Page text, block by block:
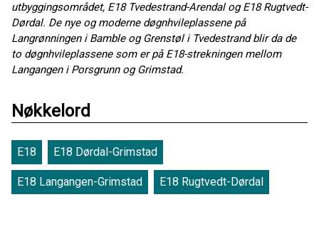
utbyggingsområdet, E18 Tvedestrand-Arendal og E18 Rugtvedt-
Dørdal. De nye og moderne døgnhvileplassene på
Langrønningen i Bamble og Grenstøl i Tvedestrand blir da de
to døgnhvileplassene som er på E18-strekningen mellom
Langangen i Porsgrunn og Grimstad.
Nøkkelord
E18 E18 Dørdal-Grimstad
E18 Langangen-Grimstad E18 Rugtvedt-Dørdal